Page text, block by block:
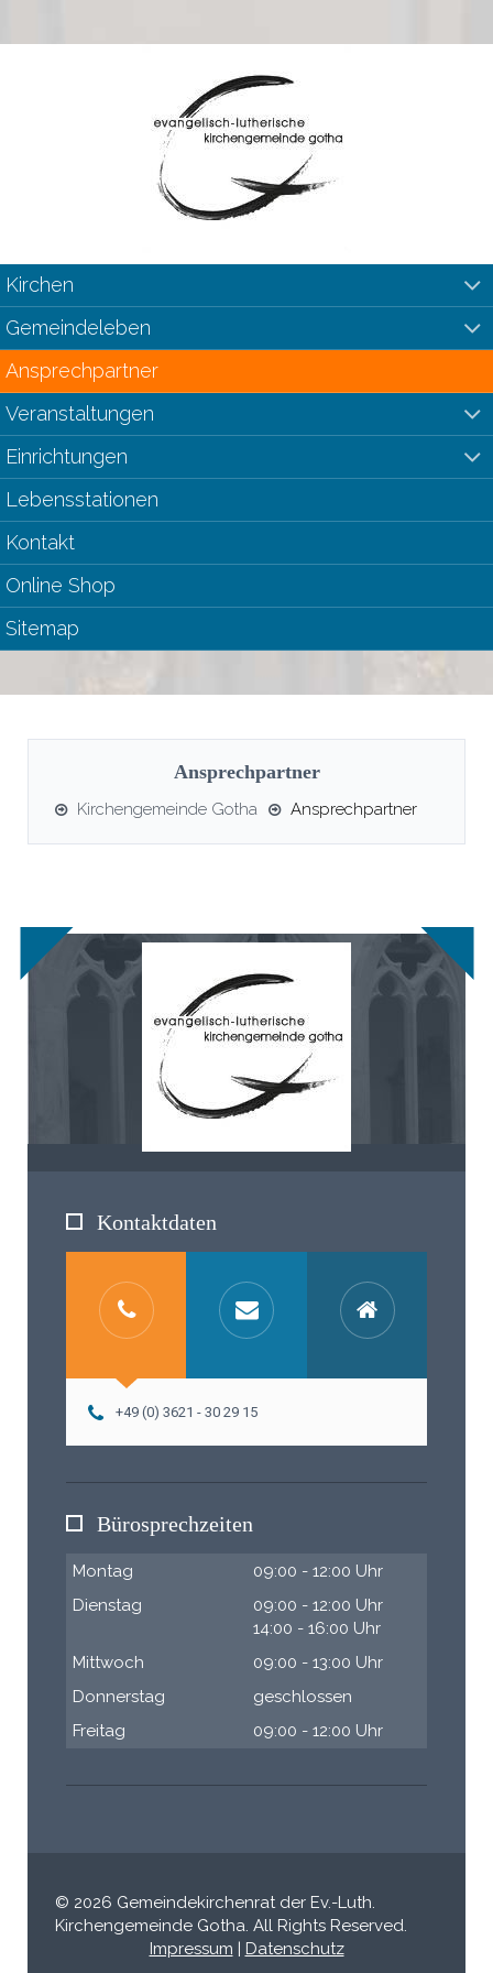
Kirchen
Gemeindeleben
Ansprechpartner
Veranstaltungen
Einrichtungen
Lebensstationen
Kontakt
Online Shop
Sitemap
Ansprechpartner
Kirchengemeinde Gotha Ansprechpartner
Kontaktdaten
+49 (0) 3621 - 30 29 15
Bürosprechzeiten
Montag
09:00 - 12:00 Uhr
Dienstag
09:00 - 12:00 Uhr
14:00 - 16:00 Uhr
Mittwoch
09:00 - 13:00 Uhr
Donnerstag
geschlossen
Freitag
09:00 - 12:00 Uhr
© 2026 Gemeindekirchenrat der Ev.-Luth.
Kirchengemeinde Gotha. All Rights Reserved.
Impressum | Datenschutz